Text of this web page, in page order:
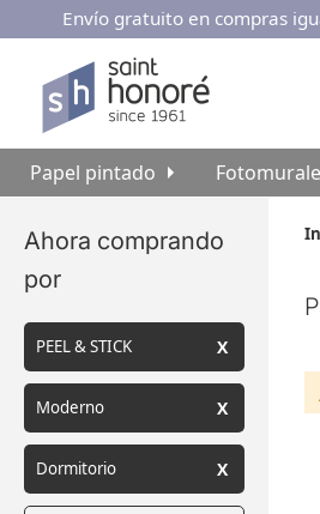
Ir
contenido
Envío gratuito en compras
Papel pintado
Ahora comprando
por
PEEL & STICK
Moderno
Dormitorio